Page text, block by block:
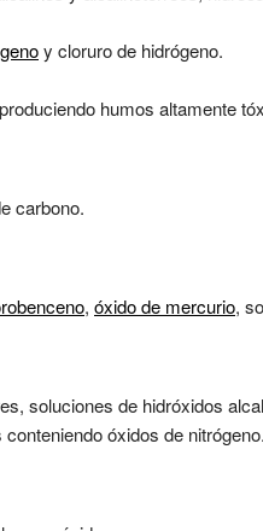
y cloruro de hidrógeno.
humos altamente
carbono.
, óxido de mercurio,
soluciones de hidróxidos
óxidos de nitrógeno.